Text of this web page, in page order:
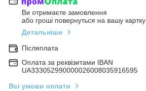
Ви отримаєте замовлення
або гроші повернуться на вашу картку
Детальніше
Післяплата
Оплата за реквізитами IBAN
UA333052990000026008035916595
Всі умови оплати